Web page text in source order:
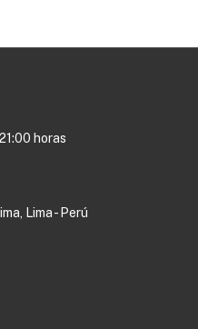
horas
Lima - Perú